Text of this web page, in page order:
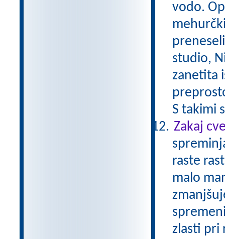
vodo.
studio,
zanetita
S takimi
Zakaj
raste
malo
zlasti pri